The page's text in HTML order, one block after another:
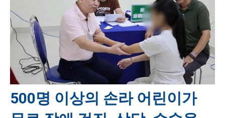
500명 이상의 손라 어린이가